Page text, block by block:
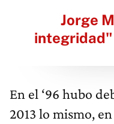
Jorge
integridad"
En el ‘96 hubo
2013 lo mismo,